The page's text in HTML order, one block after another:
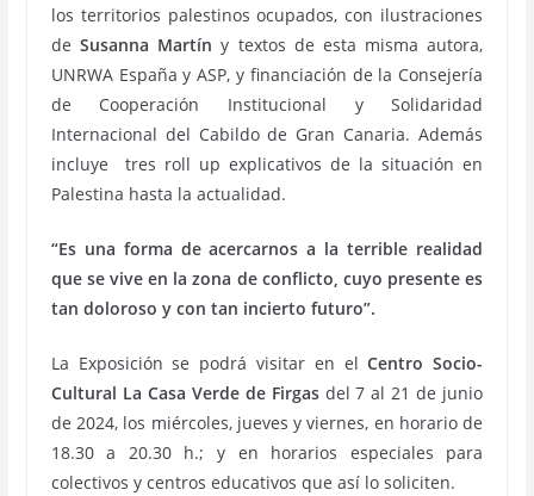
los territorios palestinos ocupados, con ilustraciones
de Susanna Martín y textos de esta misma autora,
UNRWA España y ASP, y financiación de la Consejería
de Cooperación Institucional y Solidaridad
Internacional del Cabildo de Gran Canaria. Además
incluye tres roll up explicativos de la situación en
Palestina hasta la actualidad.
“Es una forma de acercarnos a la terrible realidad
que se vive en la zona de conflicto, cuyo presente es
tan doloroso y con tan incierto futuro”.
La Exposición se podrá visitar en elCentro Socio-
Cultural La Casa Verde de Firgas del 7 al 21 de junio
de 2024, los miércoles, jueves y viernes, en horario de
18.30 a 20.30 h.; y en horarios especiales para
colectivos y centros educativos que así lo soliciten.